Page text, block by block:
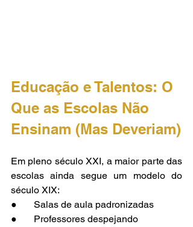
Educação e Talentos: O
Que as Escolas Não
Ensinam (Mas Deveriam)
Em pleno século XXI, a maior parte das
escolas ainda segue um modelo do
século XIX:
●       Salas de aula padronizadas
●       Professores despejando